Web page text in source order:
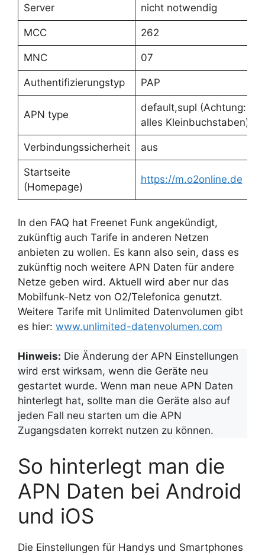
Server nicht notwendig
MCC 262
MNC 07
Authentifizierungstyp PAP
APN type
default,supl (Achtung:
alles Kleinbuchstaben)
Verbindungssicherheit aus
Startseite
(Homepage)
https://m.o2online.de
In den FAQ hat Freenet Funk angekündigt,
zukünftig auch Tarife in anderen Netzen
anbieten zu wollen. Es kann also sein, dass es
zukünftig noch weitere APN Daten für andere
Netze geben wird. Aktuell wird aber nur das
Mobilfunk-Netz von O2/Telefonica genutzt.
Weitere Tarife mit Unlimited Datenvolumen gibt
es hier: www.unlimited-datenvolumen.com
Hinweis: Die Änderung der APN Einstellungen
wird erst wirksam, wenn die Geräte neu
gestartet wurde. Wenn man neue APN Daten
hinterlegt hat, sollte man die Geräte also auf
jeden Fall neu starten um die APN
Zugangsdaten korrekt nutzen zu können.
So hinterlegt man die
APN Daten bei Android
und iOS
Die Einstellungen für Handys und Smartphones